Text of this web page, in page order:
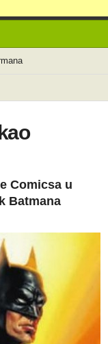
Comicsa u
Batmana